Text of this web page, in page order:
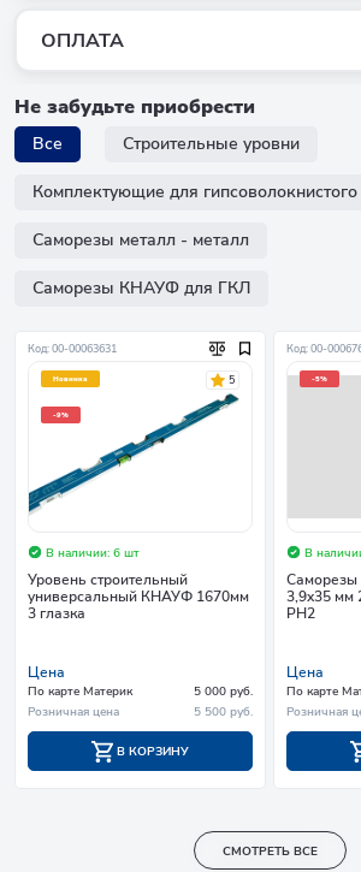
ОПЛАТА
Не забудьте приобрести
Все Строительные уровни
Комплектующие для гипсоволокнистого
Саморезы металл - металл
Саморезы КНАУФ для ГКЛ
Код: 00-00063631
Новинка
-9%
5
В наличии: 6 шт
Уровень строительный
универсальный КНАУФ 1670мм
3 глазка
Цена
По карте Материк
5 000 руб.
Розничная цена
5 500 руб.
В КОРЗИНУ
Код: 00-
-5%
В
3,9x35 мм
PH2
Цена
По карте
Розничная
СМОТРЕТЬ ВСЕ